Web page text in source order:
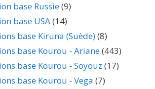
base Russie(9)
base USA(14)
base Kiruna (Suède)(8)
base Kourou - Ariane(443)
base Kourou - Soyouz (17)
base Kourou - Vega (7)